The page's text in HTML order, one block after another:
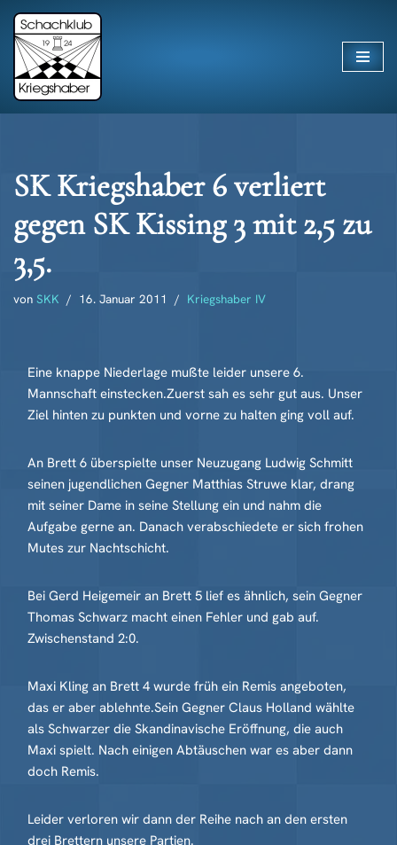
Zum
Inhalt
springen
SK Kriegshaber 6 verliert
gegen SK Kissing 3 mit 2,5 zu
3,5.
von SKK 16. Januar 2011 Kriegshaber IV
Eine knappe Niederlage mußte leider unsere 6.
Mannschaft einstecken.Zuerst sah es sehr gut aus. Unser
Ziel hinten zu punkten und vorne zu halten ging voll auf.
An Brett 6 überspielte unser Neuzugang Ludwig Schmitt
seinen jugendlichen Gegner Matthias Struwe klar, drang
mit seiner Dame in seine Stellung ein und nahm die
Aufgabe gerne an. Danach verabschiedete er sich frohen
Mutes zur Nachtschicht.
Bei Gerd Heigemeir an Brett 5 lief es ähnlich, sein Gegner
Thomas Schwarz macht einen Fehler und gab auf.
Zwischenstand 2:0.
Maxi Kling an Brett 4 wurde früh ein Remis angeboten,
das er aber ablehnte.Sein Gegner Claus Holland wählte
als Schwarzer die Skandinavische Eröffnung, die auch
Maxi spielt. Nach einigen Abtäuschen war es aber dann
doch Remis.
Leider verloren wir dann der Reihe nach an den ersten
drei Brettern unsere Partien.